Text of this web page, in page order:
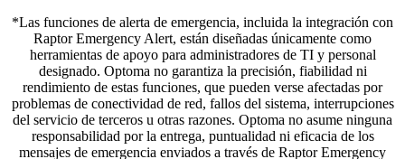
*Las funciones de alerta de emergencia, incluida la integración con
Raptor Emergency Alert, están diseñadas únicamente como
herramientas de apoyo para administradores de TI y personal
designado. Optoma no garantiza la precisión, fiabilidad ni
rendimiento de estas funciones, que pueden verse afectadas por
problemas de conectividad de red, fallos del sistema, interrupciones
del servicio de terceros u otras razones. Optoma no asume ninguna
responsabilidad por la entrega, puntualidad ni eficacia de los
mensajes de emergencia enviados a través de Raptor Emergency